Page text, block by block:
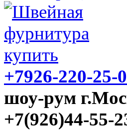
+7926-220-25-
шоу-рум
+7(926)44-55-